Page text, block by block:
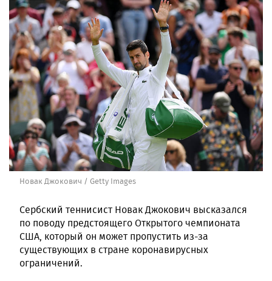
Новак Джокович / Getty Images
Сербский теннисист Новак Джокович высказался
по поводу предстоящего Открытого чемпионата
США, который он может пропустить из-за
существующих в стране коронавирусных
ограничений.